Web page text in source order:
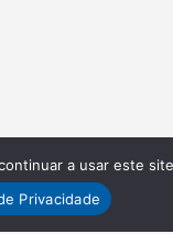
a usar este
Privacidade